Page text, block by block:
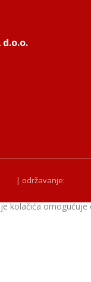
d.o.o.
| održavanje:
kolačića